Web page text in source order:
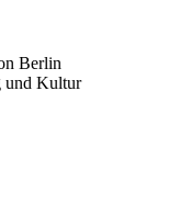
Berlin
und Kultur